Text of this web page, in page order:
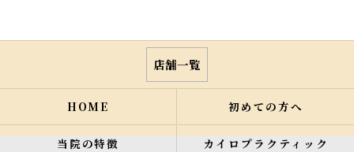
店舗一覧
HOME 初めての方へ
当院の特徴 カイロプラクティック